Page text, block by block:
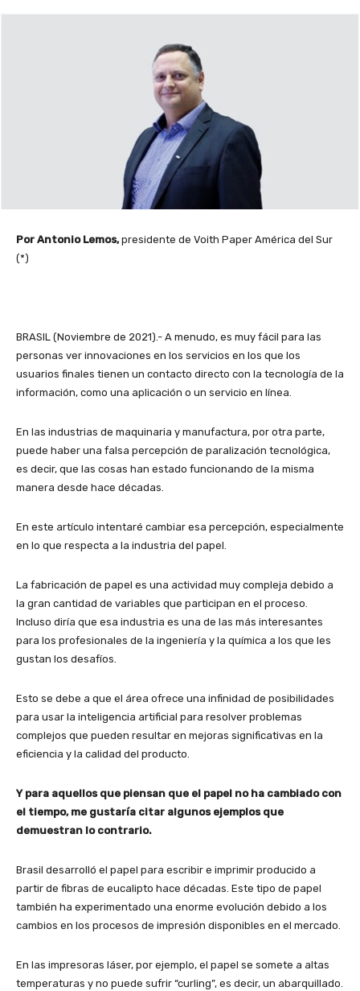
Por Antonio Lemos,presidente de Voith Paper América del Sur
(*)
BRASIL (Noviembre de 2021).- A menudo, es muy fácil para las
personas ver innovaciones en los servicios en los que los
usuarios finales tienen un contacto directo con la tecnología de la
información, como una aplicación o un servicio en línea.
En las industrias de maquinaria y manufactura, por otra parte,
puede haber una falsa percepción de paralización tecnológica,
es decir, que las cosas han estado funcionando de la misma
manera desde hace décadas.
En este artículo intentaré cambiar esa percepción, especialmente
en lo que respecta a la industria del papel.
La fabricación de papel es una actividad muy compleja debido a
la gran cantidad de variables que participan en el proceso.
Incluso diría que esa industria es una de las más interesantes
para los profesionales de la ingeniería y la química a los que les
gustan los desafíos.
Esto se debe a que el área ofrece una infinidad de posibilidades
para usar la inteligencia artificial para resolver problemas
complejos que pueden resultar en mejoras significativas en la
eficiencia y la calidad del producto.
Y para aquellos que piensan que el papel no ha cambiado con
el tiempo, me gustaría citar algunos ejemplos que
demuestran lo contrario.
Brasil desarrolló el papel para escribir e imprimir producido a
partir de fibras de eucalipto hace décadas. Este tipo de papel
también ha experimentado una enorme evolución debido a los
cambios en los procesos de impresión disponibles en el mercado.
En las impresoras láser, por ejemplo, el papel se somete a altas
temperaturas y no puede sufrir “curling”, es decir, un abarquillado.